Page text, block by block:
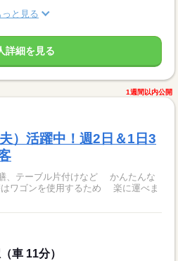
っと見る
詳細を見る
1週間以内公開
）活躍中！週2日＆1日3
、テーブル片付けなど かんたんな
車 11分）